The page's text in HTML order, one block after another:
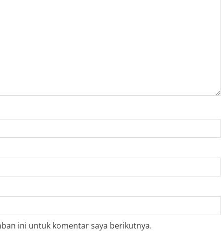
ini untuk komentar saya berikutnya.